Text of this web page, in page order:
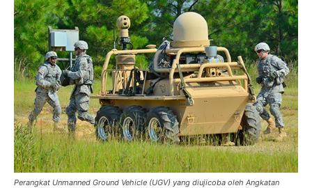
Perangkat Unmanned Ground Vehicle (UGV) yang diujicoba oleh Angkatan